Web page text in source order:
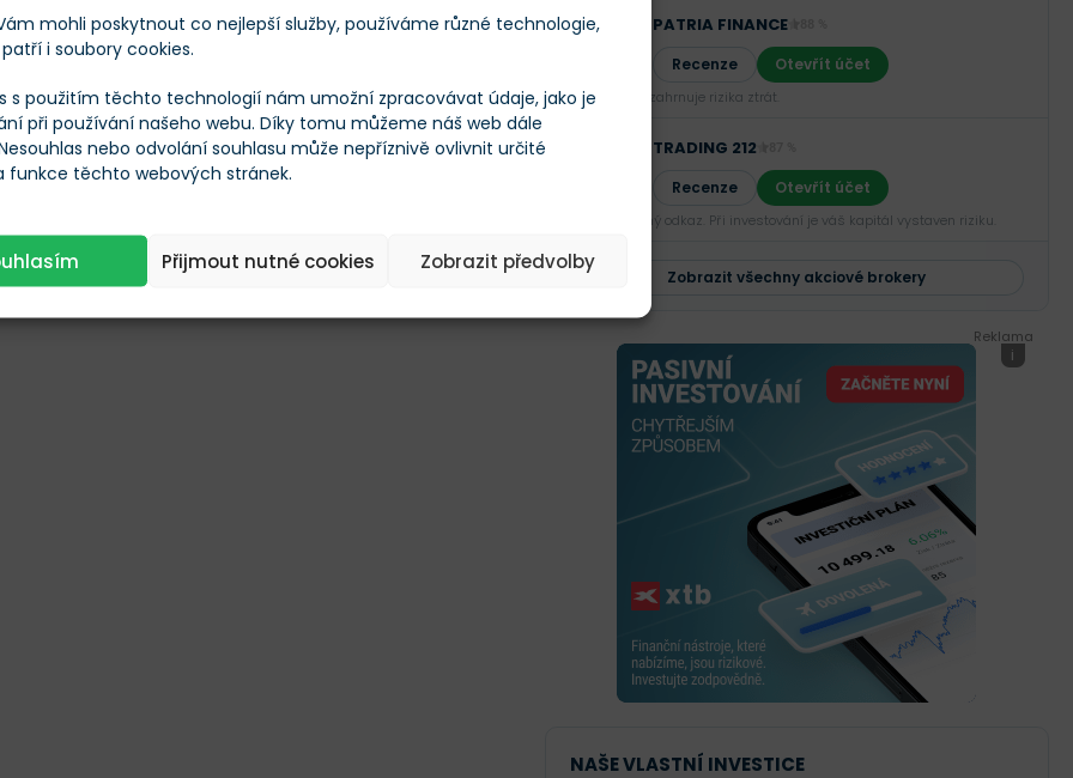
mohli poskytnout co nejlepší služby, používáme různé technologie,
i soubory cookies.
s použitím těchto technologií nám umožní zpracovávat údaje, jako je
při používání našeho webu. Díky tomu můžeme náš web dále
nebo odvolání souhlasu může nepříznivě ovlivnit určité
funkce těchto webových stránek.
Přijmout nutné cookies Zobrazit předvolby
Tweet
PATRIA FINANCE
Recenze Otevřít účet
Investování zahrnuje rizika ztrát.‎
TRADING 212
Recenze Otevřít účet
Sponzorovaný odkaz. Při investování je váš kapitál vystaven riziku.
Zobrazit všechny akciové brokery
Reklama
i
NAŠE VLASTNÍ INVESTICE